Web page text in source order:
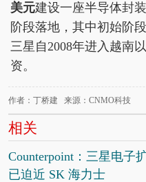
美元建设一座半导体封
阶段落地，其中初始阶
三星自2008年进入越南
资。
作者：丁桥建 来源：CNMO科技
相关
Counterpoint：三星电子
已迫近 SK 海力士